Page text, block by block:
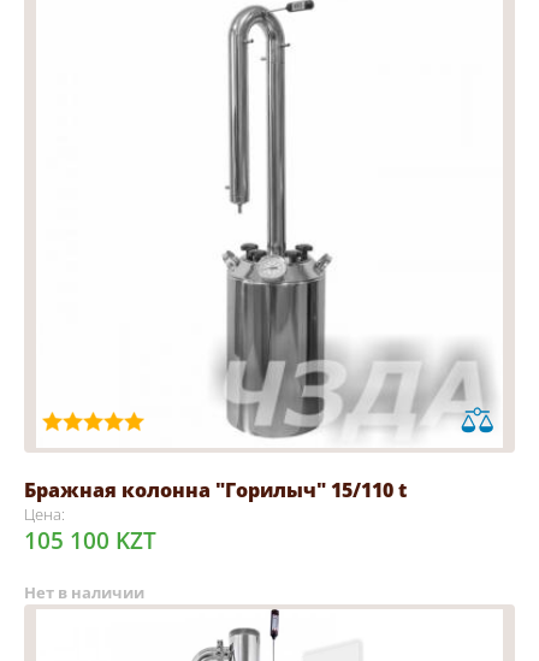
Бражная колонна "Горилыч" 15/110 t
Цена:
105 100 KZT
Нет в наличии